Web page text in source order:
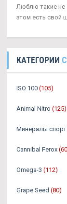
Люблю такие не
этом есть свой
КАТЕГОРИИ
ISO 100 (105)
Animal Nitro (125)
Минералы спорт
Cannibal Ferox
Omega-3 (112)
Grape Seed (80)